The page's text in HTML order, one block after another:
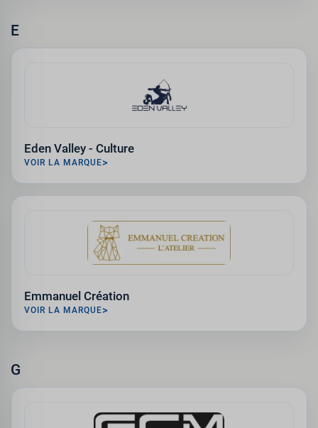
E
Eden Valley - Culture
VOIR LA MARQUE
Emmanuel Création
VOIR LA MARQUE
G